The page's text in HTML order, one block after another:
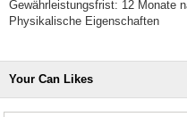
Gewährleistungsfrist: 12 Monate
Physikalische Eigenschaften
Your Can Likes